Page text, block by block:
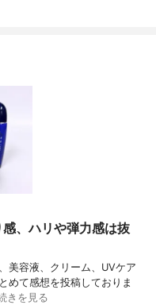
、ハリや弾力感は抜
美容液、クリーム、UVケア
めて感想を投稿しておりま
きを見る